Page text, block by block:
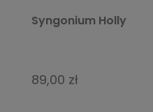
Syngonium Holly
89,00 zł